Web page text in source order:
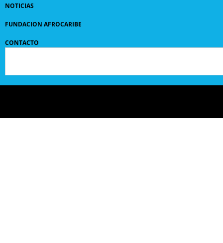
NOTICIAS
FUNDACION AFROCARIBE
CONTACTO